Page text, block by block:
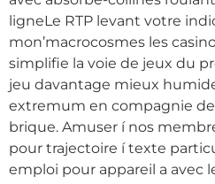
ligneLe RTP levant votre
mon’macrocosmes les
simplifie la voie de jeux du
jeu davantage mieux
extremum en compagnie
brique. Amuser í nos
pour trajectoire í texte
emploi pour appareil a avec